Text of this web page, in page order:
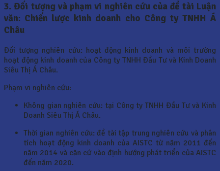
3. Đối tượng và phạm vi nghiên cứu của đề tài Luận
văn: Chiến lược kinh doanh cho Công ty TNHH Á
Châu
Đối tượng nghiên cứu: hoạt động kinh doanh và môi trường
hoạt động kinh doanh của Công ty TNHH Đầu Tư và Kinh Doanh
Siêu Thị Á Châu.
Phạm vi nghiên cứu:
Không gian nghiên cứu: tại Công ty TNHH Đầu Tư và Kinh
Doanh Siêu Thị Á Châu.
Thời gian nghiên cứu: đề tài tập trung nghiên cứu và phân
tích hoạt động kinh doanh của AISTC từ năm 2011 đến
năm 2014 và căn cứ vào định hướng phát triển của AISTC
đến năm 2020.